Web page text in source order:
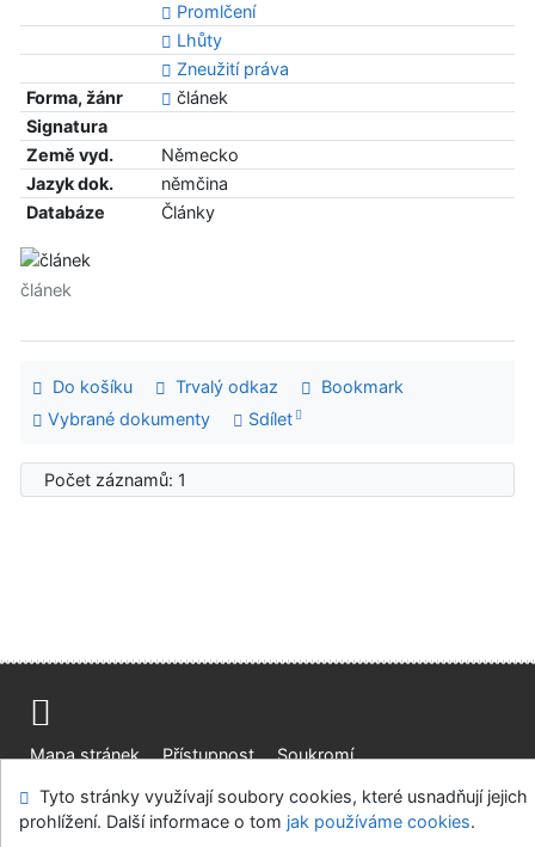
Promlčení
Lhůty
Zneužití práva
Forma, žánr
článek
Signatura
Země vyd.
Německo
Jazyk dok.
němčina
Databáze
Články
článek
Do košíku Trvalý odkaz
Bookmark
Vybrané dokumenty
Sdílet
Počet záznamů: 1
Mapa stránek Přístupnost
Soukromí
Modul OpenSearch
Napište nám Nastavení cookies
Tyto stránky využívají soubory cookies, které usnadňují jejich
prohlížení. Další informace o tom jak používáme cookies.